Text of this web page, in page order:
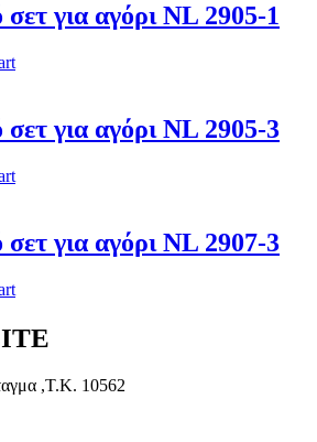
σετ για αγόρι NL 2905-1
σετ για αγόρι NL 2905-3
σετ για αγόρι NL 2907-3
,Τ.Κ. 10562